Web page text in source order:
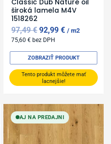
Classic Dub Nature oil
široká lamela M4V
1518262
97,49€ 92,99€ m2
75,60€ bez DPH
Tento produkt môžete mať
lacnejšie!
ZOBRAZIŤ PRODUKT
AJ NA PREDAJNI